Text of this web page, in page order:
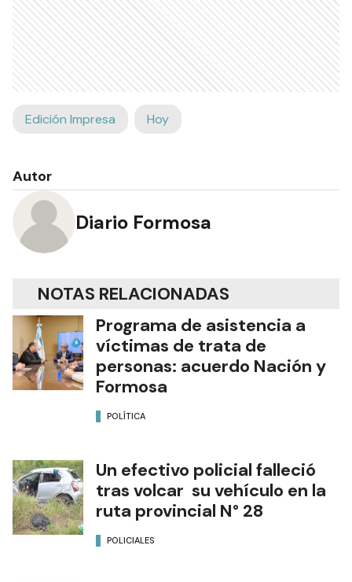
Edición Impresa Hoy
Autor
Diario Formosa
NOTAS RELACIONADAS
Programa de asistencia a
víctimas de trata de
personas: acuerdo Nación y
Formosa
POLÍTICA
Un efectivo policial falleció
tras volcar su vehículo en la
ruta provincial N° 28
POLICIALES